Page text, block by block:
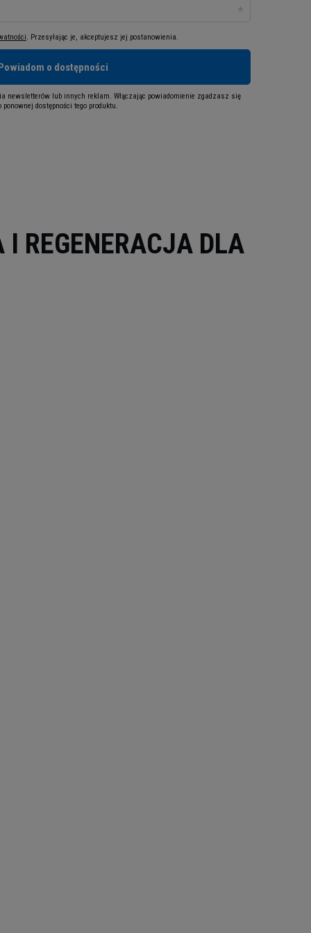
. Przesyłając je, akceptujesz jej postanowienia.
o dostępności
newsletterów lub innych reklam. Włączając powiadomienie zgadzasz się
dostępności tego produktu.
REGENERACJA DLA